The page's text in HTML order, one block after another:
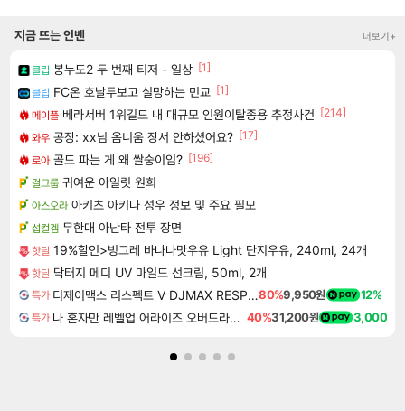
지금 뜨는 인벤 더보기+
클립 봉누도2 두 번째 티저 - 일상 [1]
클립 FC온 호날두보고 실망하는 민교 [1]
메이플 베라서버 1위길드 내 대규모 인원이탈종용 추정사건 [214]
와우 공장: xx님 옴니움 장서 안하셨어요? [17]
로아 골드 파는 게 왜 쌀숭이임? [196]
걸그룹 귀여운 아일릿 원희
아스오라 아키츠 아키나 성우 정보 및 주요 필모
섭컬겜 무한대 아난타 전투 장면
핫딜 19%할인>빙그레 바나나맛우유 Light 단지우유, 240ml, 24개
핫딜 닥터지 메디 UV 마일드 선크림, 50ml, 2개
특가 디제이맥스 리스펙트 V DJMAX RESPECT V80%9,950원 12%
특가 나 혼자만 레벨업 어라이즈 오버드라이브 디럭스 에디션 Solo Leveling Arise Overdrive Deluxe Edition 40%31,200원 3,000